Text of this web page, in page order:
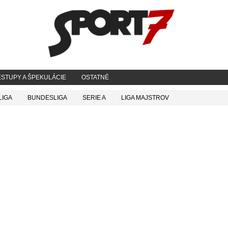
A ŠPEKULÁCIE OSTATNÉ
BUNDESLIGA SERIE A LIGA MAJSTROV